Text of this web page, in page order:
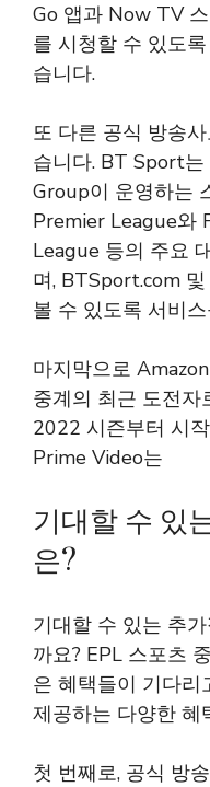
Go 앱과 Now TV
를 시청할 수 있도
습니다.
또 다른 공식 방송
습니다. BT Sport
Group이 운영하는
Premier League와
League 등의 주요
며, BTSport.com
볼 수 있도록 서비
마지막으로
중계의 최근 도전
2022 시즌부터 시
Prime Video는
기대할 수 있
은?
기대할 수 있는 추
까요? EPL 스포츠
은 혜택들이 기다리
제공하는 다양한 혜
첫 번째로, 공식 방